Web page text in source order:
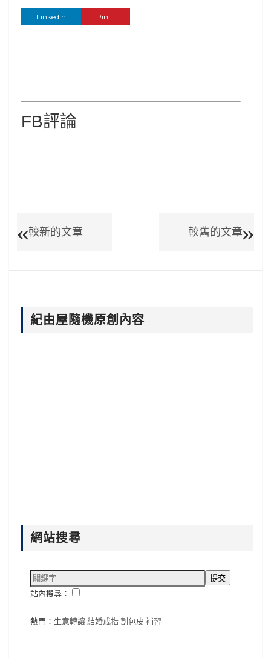
Linkedin Pin It
FB評論
較新的文章 較舊的文章
紀由屋隨機原創內容
網站搜尋
站內搜尋：
熱門： 生意轉讓結婚戒指 割包皮 補習